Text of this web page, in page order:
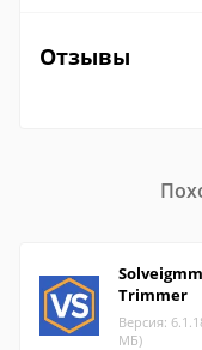
Отзывы
Trimmer
Версия:
МБ)